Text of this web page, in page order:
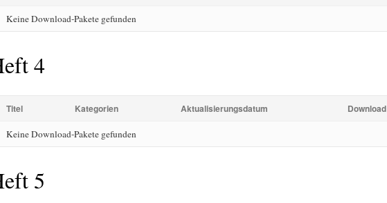
Keine Download-Pakete gefunden
4
Titel Kategorien Aktualisierungsdatum Download
Keine Download-Pakete gefunden
5